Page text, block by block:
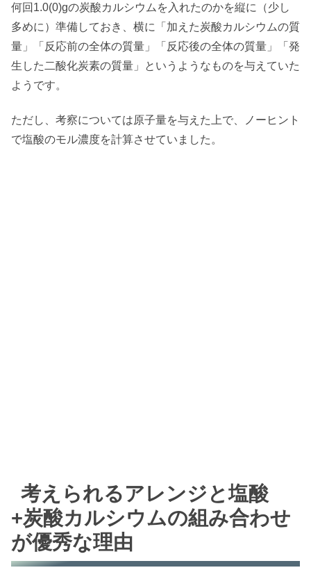
何回1.0(0)gの炭酸カルシウムを入れたのかを縦に（少し
多めに）準備しておき、横に「加えた炭酸カルシウムの質
量」「反応前の全体の質量」「反応後の全体の質量」「発
生した二酸化炭素の質量」というようなものを与えていた
ようです。
ただし、考察については原子量を与えた上で、ノーヒント
で塩酸のモル濃度を計算させていました。
考えられるアレンジと塩酸
+炭酸カルシウムの組み合わせ
が優秀な理由